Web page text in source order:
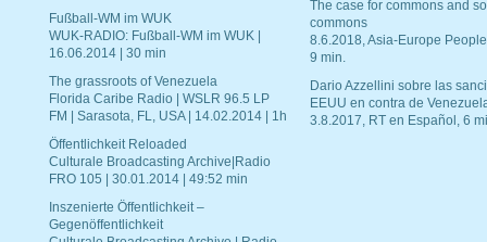
Fußball-WM im WUK
WUK-RADIO: Fußball-WM im WUK |
16.06.2014 | 30 min
The grassroots of Venezuela
Florida Caribe Radio | WSLR 96.5 LP
FM | Sarasota, FL, USA | 14.02.2014 | 1h
Öffentlichkeit Reloaded
Culturale Broadcasting Archive|Radio
FRO 105 | 30.01.2014 | 49:52 min
Inszenierte Öffentlichkeit –
Gegenöffentlichkeit
The case for commons and
commons
8.6.2018, Asia-Europe
9 min.
Dario Azzellini sobre las
EEUU en contra de
3.8.2017, RT en Español, 6